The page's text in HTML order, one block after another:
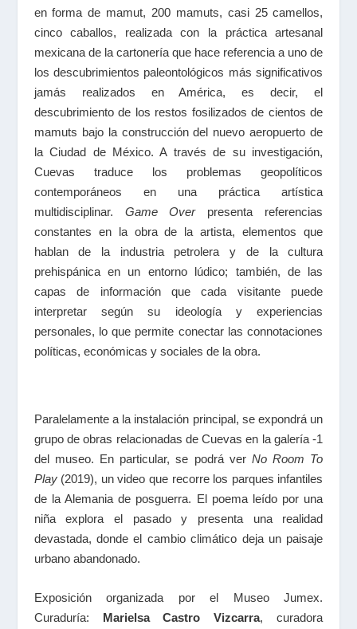
en forma de mamut, 200 mamuts, casi 25 camellos,
cinco caballos, realizada con la práctica artesanal
mexicana de la cartonería que hace referencia a uno de
los descubrimientos paleontológicos más significativos
jamás realizados en América, es decir, el
descubrimiento de los restos fosilizados de cientos de
mamuts bajo la construcción del nuevo aeropuerto de
la Ciudad de México. A través de su investigación,
Cuevas traduce los problemas geopolíticos
contemporáneos en una práctica artística
multidisciplinar. Game Overpresenta referencias
constantes en la obra de la artista, elementos que
hablan de la industria petrolera y de la cultura
prehispánica en un entorno lúdico; también, de las
capas de información que cada visitante puede
interpretar según su ideología y experiencias
personales, lo que permite conectar las connotaciones
políticas, económicas y sociales de la obra.
Paralelamente a la instalación principal, se expondrá un
grupo de obras relacionadas de Cuevas en la galería -1
del museo. En particular, se podrá verNo Room To
Play(2019), un video que recorre los parques infantiles
de la Alemania de posguerra. El poema leído por una
niña explora el pasado y presenta una realidad
devastada, donde el cambio climático deja un paisaje
urbano abandonado.
Exposición organizada por el Museo Jumex.
Curaduría: Marielsa Castro Vizcarra, curadora